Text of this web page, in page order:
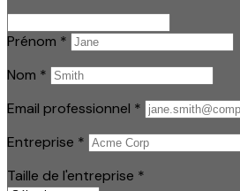
Prénom *
Nom *
Email professionnel *
Entreprise *
Taille de l'entreprise *